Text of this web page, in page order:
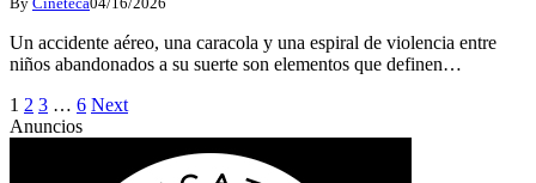
Un accidente aéreo, una caracola y una espiral de violencia entre
niños abandonados a su suerte son elementos que definen…
1 2 3 … 6 Next
Anuncios